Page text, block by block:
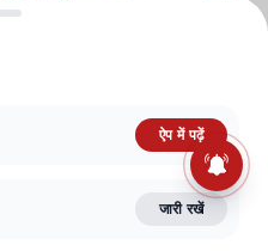
TERMS AND CONDITIONS
FACT CHECKING POLICY
ऐप में पढ़ें
जारी रखें